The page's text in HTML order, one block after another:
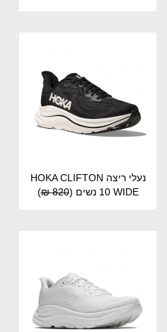
נעלי ריצה HOKA CLIFTON
10 WIDE נשים
(
820 ₪
)